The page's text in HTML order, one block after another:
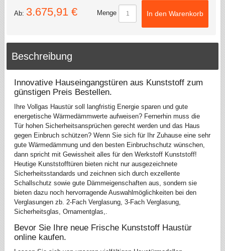
Ab: 3.675,91 € Menge In den Warenkorb
Beschreibung
Innovative Hauseingangstüren aus Kunststoff zum
günstigen Preis Bestellen.
Ihre Vollgas Haustür soll langfristig Energie sparen und gute
energetische Wärmedämmwerte aufweisen? Fernerhin muss die
Tür hohen Sicherheitsansprüchen gerecht werden und das Haus
gegen Einbruch schützen? Wenn Sie sich für Ihr Zuhause eine sehr
gute Wärmedämmung und den besten Einbruchschutz wünschen,
dann spricht mit Gewissheit alles für den Werkstoff Kunststoff!
Heutige Kunststofftüren bieten nicht nur ausgezeichnete
Sicherheitsstandards und zeichnen sich durch exzellente
Schallschutz sowie gute Dämmeigenschaften aus, sondern sie
bieten dazu noch hervorragende Auswahlmöglichkeiten bei den
Verglasungen zb. 2-Fach Verglasung, 3-Fach Verglasung,
Sicherheitsglas, Ornamentglas,.
Bevor Sie Ihre neue Frische Kunststoff Haustür
online kaufen.